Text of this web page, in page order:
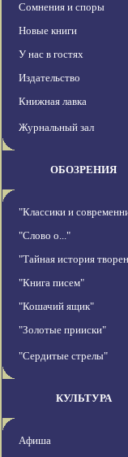
Сомнения и споры
Новые книги
У нас в гостях
Издательство
Книжная лавка
Журнальный зал
ОБОЗРЕНИЯ
"Классики и
"Слово о..."
"Тайная история
"Книга писем"
"Кошачий ящик"
"Золотые прииски"
"Сердитые стрелы"
КУЛЬТУРА
Афиша